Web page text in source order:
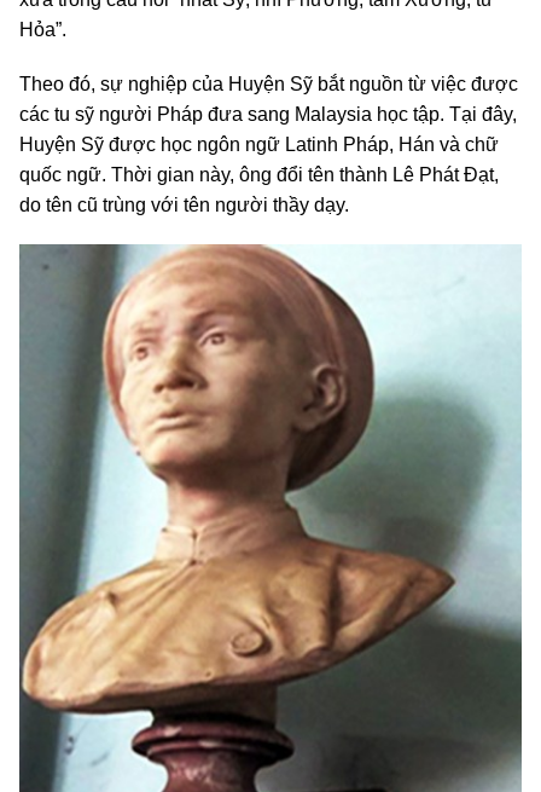
Hỏa”.
Theo đó, sự nghiệp của Huyện Sỹ bắt nguồn từ việc được
các tu sỹ người Pháp đưa sang Malaysia học tập. Tại đây,
Huyện Sỹ được học ngôn ngữ Latinh Pháp, Hán và chữ
quốc ngữ. Thời gian này, ông đổi tên thành Lê Phát Đạt,
do tên cũ trùng với tên người thầy dạy.